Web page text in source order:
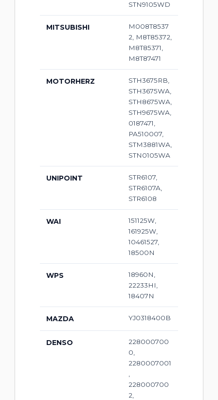
STN9105WD
MITSUBISHI
M008T8537
2, M8T85372,
M8T85371,
M8T87471
MOTORHERZ
STH3675RB,
STH3675WA,
STH8675WA,
STH9675WA,
0187471,
PA510007,
STM3881WA,
STN0105WA
UNIPOINT
STR6107,
STR6107A,
STR6108
WAI
151125W,
161925W,
10461527,
18500N
WPS
18960N,
22233HI,
18407N
MAZDA YJ0318400B
DENSO
228000700
0,
2280007001
,
228000700
2,